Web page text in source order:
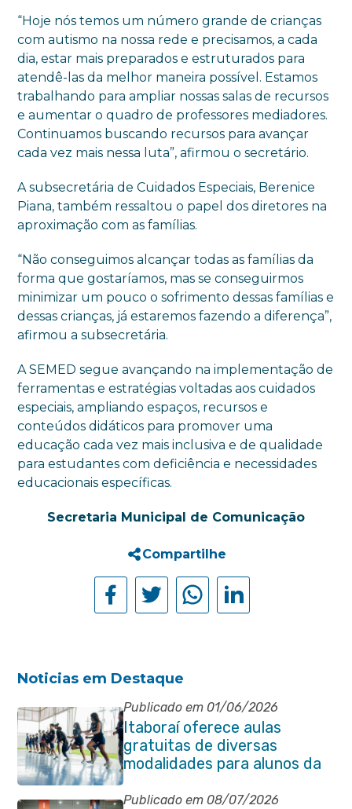
“Hoje nós temos um número grande de crianças
com autismo na nossa rede e precisamos, a cada
dia, estar mais preparados e estruturados para
atendê-las da melhor maneira possível. Estamos
trabalhando para ampliar nossas salas de recursos
e aumentar o quadro de professores mediadores.
Continuamos buscando recursos para avançar
cada vez mais nessa luta”, afirmou o secretário.
A subsecretária de Cuidados Especiais, Berenice
Piana, também ressaltou o papel dos diretores na
aproximação com as famílias.
“Não conseguimos alcançar todas as famílias da
forma que gostaríamos, mas se conseguirmos
minimizar um pouco o sofrimento dessas famílias e
dessas crianças, já estaremos fazendo a diferença”,
afirmou a subsecretária.
A SEMED segue avançando na implementação de
ferramentas e estratégias voltadas aos cuidados
especiais, ampliando espaços, recursos e
conteúdos didáticos para promover uma
educação cada vez mais inclusiva e de qualidade
para estudantes com deficiência e necessidades
educacionais específicas.
Secretaria Municipal de Comunicação
Compartilhe
Noticias em Destaque
Publicado em 01/06/2026
Itaboraí oferece aulas
gratuitas de diversas
modalidades para alunos da
rede municipal de ensino
Publicado em 08/07/2026